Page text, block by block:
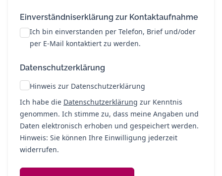
Einverständniserklärung zur Kontaktaufnahme
Ich bin einverstanden per Telefon, Brief und/oder
per E-Mail kontaktiert zu werden.
Datenschutzerklärung
Hinweis zur Datenschutzerklärung
Ich habe die Datenschutzerklärung zur Kenntnis
genommen. Ich stimme zu, dass meine Angaben und
Daten elektronisch erhoben und gespeichert werden.
Hinweis: Sie können Ihre Einwilligung jederzeit
widerrufen.